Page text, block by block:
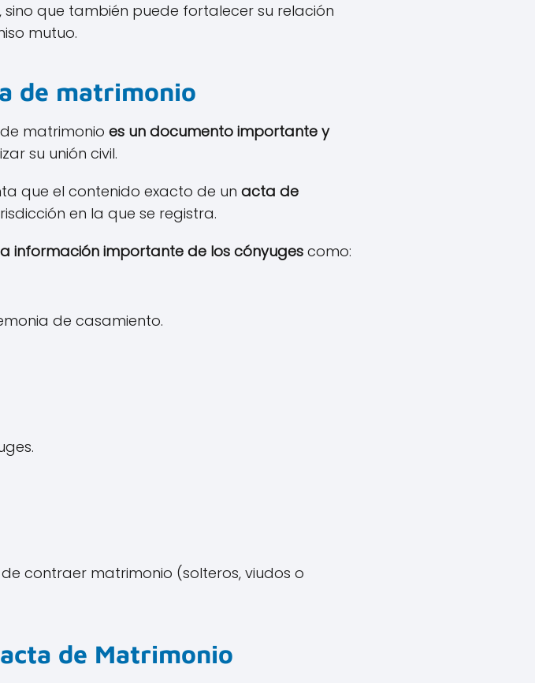
que también puede fortalecer su relación
mutuo.
de matrimonio
matrimonio es un documento importante y
su unión civil.
que el contenido exacto de un acta de
en la que se registra.
información importante de los cónyuges como:
de casamiento.
contraer matrimonio (solteros, viudos o
de Matrimonio